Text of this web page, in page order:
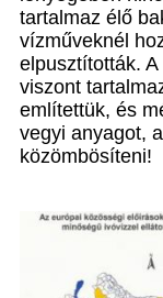
tartalmaz élő
vízműveknél
elpusztították.
viszont
említettük, és
vegyi anyagot,
közömbösíteni!